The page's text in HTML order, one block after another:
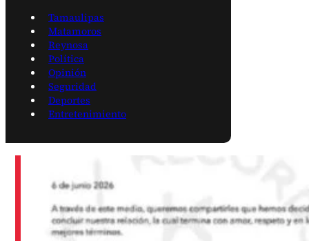
Tamaulipas
Matamoros
Reynosa
Política
Opinión
Seguridad
Deportes
Entretenimiento